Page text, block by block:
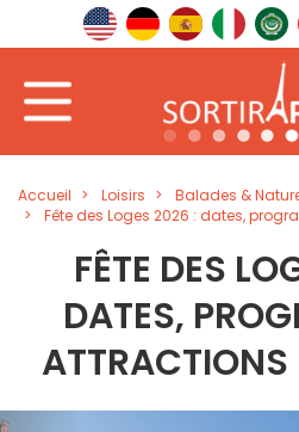
Accueil Loisirs
Balades &
Fête des Loges 2026 : dates,
FÊTE DES
DATES,